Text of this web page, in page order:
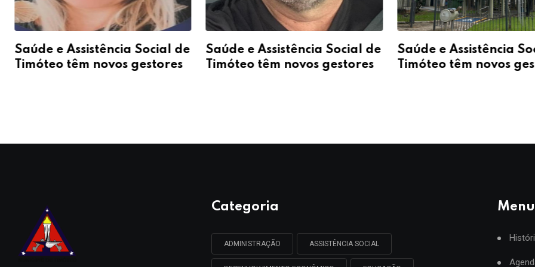
Saúde e Assistência Social de
Timóteo têm novos gestores
Saúde e Assistência Social de
Timóteo têm novos gestores
Saúde e Assistência
Timóteo têm novos
Categoria
ADMINISTRAÇÃO ASSISTÊNCIA SOCIAL
Menu